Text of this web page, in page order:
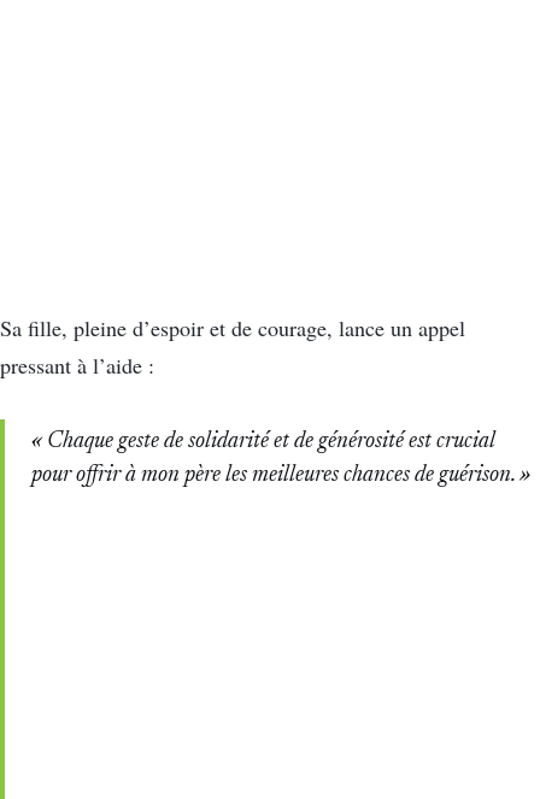
Sa fille, pleine d’espoir et de courage, lance un appel
pressant à l’aide :
« Chaque geste de solidarité et de générosité est crucial
pour offrir à mon père les meilleures chances de guérison. »